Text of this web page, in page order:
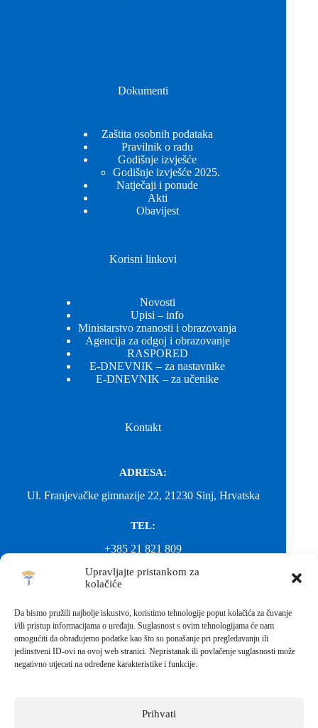
Upravljajte pristankom za
kolačiće
Da bismo pružili najbolje iskustvo, koristimo tehnologije poput kolačića za čuvanje
i/ili pristup informacijama o uređaju. Suglasnost s ovim tehnologijama će nam
omogućiti da obrađujemo podatke kao što su ponašanje pri pregledavanju ili
jedinstveni ID-ovi na ovoj web stranici. Nepristanak ili povlačenje suglasnosti može
negativno utjecati na određene karakteristike i funkcije.
Prihvati
Dokumenti
Zaštita osobnih podataka
Pravilnik o radu
Godišnje izvješće
Godišnje izvješće 2025.
Natječaji i ponude
Akti
Obavijest
Korisni linkovi
Novosti
Upisi – info
Ministarstvo znanosti i obrazovanja
Agencija za odgoj i obrazovanje
RASPORED
E-DNEVNIK – za nastavnike
E-DNEVNIK – za učenike
Kontakt
ADRESA:
Ul. Franjevačke gimnazije 22, 21230 Sinj, Hrvatska
TEL:
+385 21 821 809
EMAIL:
EMAIL:
fkgsinj@gmail.com
Svako neovlašteno preuzimanje fotografija i sadržaja s ove web
Sva prava pridržana © 2026 - FRANJEVAČKA KLASIČNA